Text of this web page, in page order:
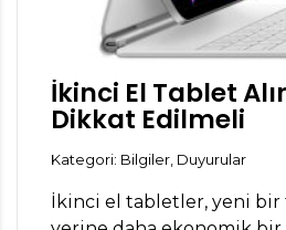
İkinci El Tablet
Dikkat Edilmeli
Kategori: Bilgiler, Duyurular
İkinci el tabletler, yeni bir